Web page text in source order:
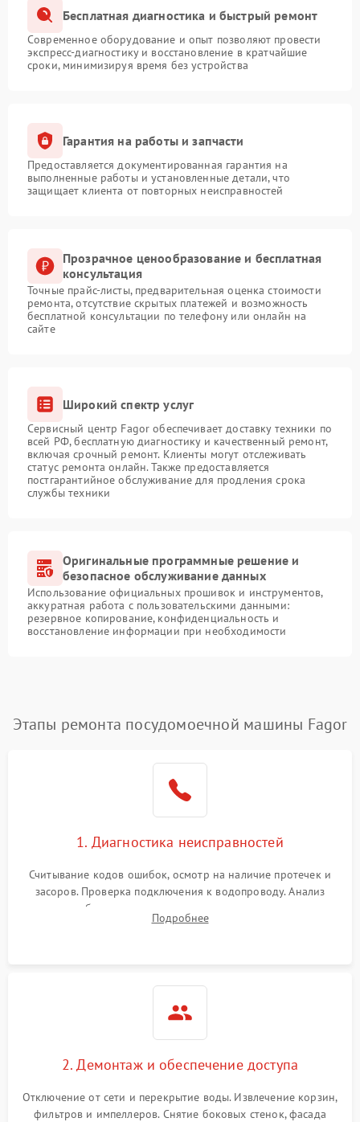
Бесплатная диагностика и быстрый ремонт
Современное оборудование и опыт позволяют провести
экспресс-диагностику и восстановление в кратчайшие
сроки, минимизируя время без устройства
Гарантия на работы и запчасти
Предоставляется документированная гарантия на
выполненные работы и установленные детали, что
защищает клиента от повторных неисправностей
Прозрачное ценообразование и бесплатная
консультация
Точные прайс-листы, предварительная оценка стоимости
ремонта, отсутствие скрытых платежей и возможность
бесплатной консультации по телефону или онлайн на
сайте
Широкий спектр услуг
Сервисный центр Fagor обеспечивает доставку техники по
всей РФ, бесплатную диагностику и качественный ремонт,
включая срочный ремонт. Клиенты могут отслеживать
статус ремонта онлайн. Также предоставляется
постгарантийное обслуживание для продления срока
службы техники
Оригинальные программные решение и
безопасное обслуживание данных
Использование официальных прошивок и инструментов,
аккуратная работа с пользовательскими данными:
резервное копирование, конфиденциальность и
восстановление информации при необходимости
Этапы ремонта посудомоечной машины Fagor
1. Диагностика неисправностей
Считывание кодов ошибок, осмотр на наличие протечек и
засоров. Проверка подключения к водопроводу. Анализ
жалоб на отсутствие слива, нагрева, вращения
разбрызгивателей или срабатывание системы защиты
Подробнее
2. Демонтаж и обеспечение доступа
Отключение от сети и перекрытие воды. Извлечение корзин,
фильтров и импеллеров. Снятие боковых стенок, фасада